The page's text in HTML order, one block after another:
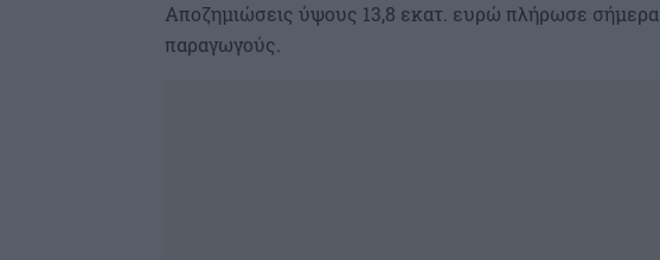
Αποζημιώσεις ύψους 13,8 εκατ. ευρώ πλήρωσε σήμερα
παραγωγούς.